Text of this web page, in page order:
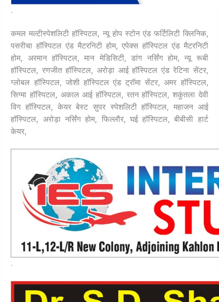
.
कमल मल्टीस्पेशलिटी हॉस्पिटल, न्यू होप स्टोन एंड फर्टिलिटी क्लिनिक,
पसरीचा हॉस्पिटल एंड मैटरनिटी होम, एपेक्स हॉस्पिटल एंड मैटरनिटी
होम, अरमान हॉस्पिटल, मान मेडिसिटी, डांग नर्सिंग होम,न्यू रूबी
हॉस्पिटल, रणजीत हॉस्पिटल, अरोड़ा आई हॉस्पिटल एंड रेटिना सेंटर,
ग्लोबल हॉस्पिटल, जोशी हॉस्पिटल एंड ट्रॉमा सेंटर, अमर हॉस्पिटल,
सिग्मा हॉस्पिटल, अकाल आई हॉस्पिटल, रतन हॉस्पिटल, शकुंतला देवी
विग हॉस्पिटल, केयर बेस्ट सुपर स्पेशलिटी हॉस्पिटल, महाजन आई
हॉस्पिटल, अरोड़ा नर्सिंग होम, फिल्लौर, घई हॉस्पिटल, बीबीसी हार्ट
केयर,
.